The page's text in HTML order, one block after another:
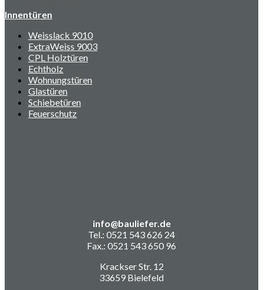
Innentüren
Weisslack 9010
ExtraWeiss 9003
CPL Holztüren
Echtholz
Wohnungstüren
Glastüren
Schiebetüren
Feuerschutz
info@bauliefer.de
Tel.: 0521 543 626 24
Fax.: 0521 543 650 96
Krackser Str. 12
33659 Bielefeld